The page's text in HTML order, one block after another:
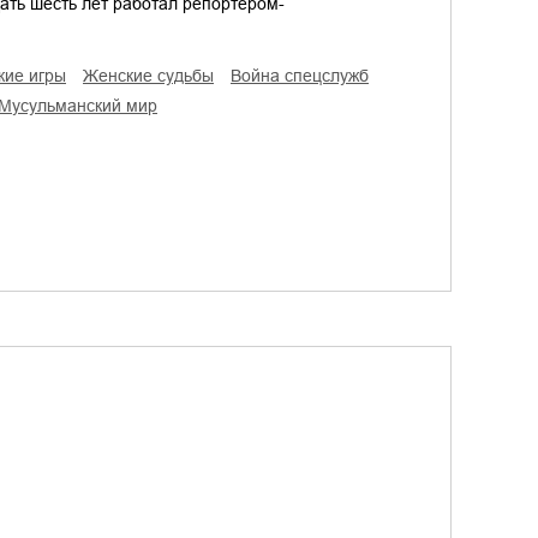
игры женские судьбы
война спецслужб
мусульманский мир